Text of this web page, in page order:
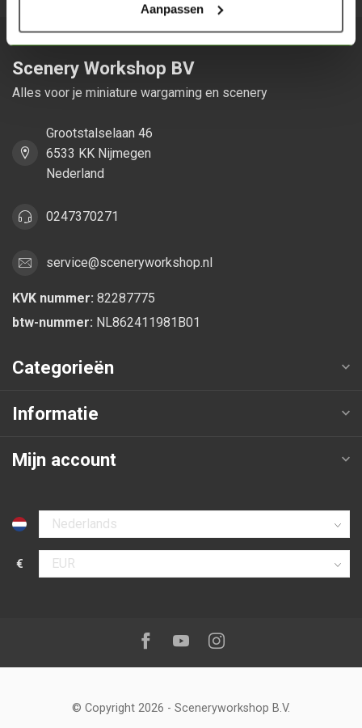
Aanpassen
Scenery Workshop BV
Alles voor je miniature wargaming en scenery
Grootstalselaan 46
6533 KK Nijmegen
Nederland
0247370271
service@sceneryworkshop.nl
KVK nummer: 82287775
btw-nummer: NL862411981B01
Categorieën
Informatie
Mijn account
Selecteer taal
€
Selecteer valuta
Volg ons op:Facebook
YoutubeInstagram
© Copyright 2026 - Sceneryworkshop B.V.